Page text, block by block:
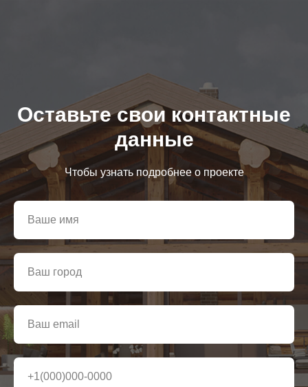
Оставьте свои контактные
данные
Чтобы узнать подробнее о проекте